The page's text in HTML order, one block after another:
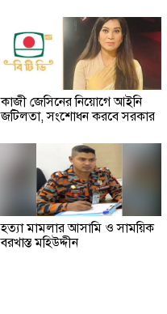
কাজী জেসিনের নিয়োগে আইনি
জটিলতা, সংশোধন করবে সরকার
হত্যা মামলার আসামি ও সাময়িক
বরখাস্ত মহিউদ্দীন